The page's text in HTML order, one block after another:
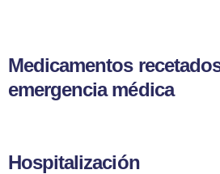
Medicamentos
emergencia médica
Hospitalización